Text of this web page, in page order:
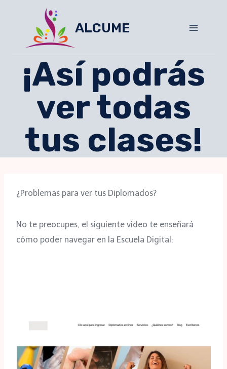
ALCUME
¡Así podrás
ver todas
tus clases!
¿Problemas para ver tus Diplomados?
No te preocupes, el siguiente vídeo te enseñará
cómo poder navegar en la Escuela Digital: